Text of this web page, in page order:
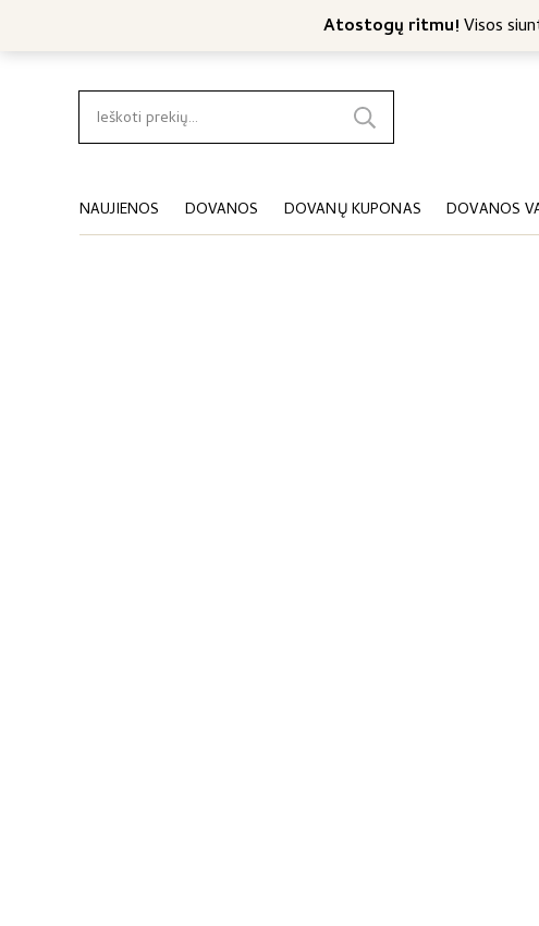
Atostogų ritmu!Visos
Nemokamas siuntimas nuo 45 Eur
Ieškoti:
NAUJIENOS DOVANOS DOVANŲ KUPONAS DOVANOS